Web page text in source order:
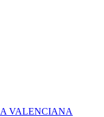
VALENCIANA